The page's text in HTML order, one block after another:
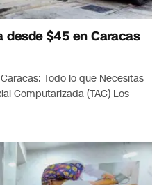
desde $45 en Caracas
Todo lo que Necesitas
Computarizada (TAC) Los